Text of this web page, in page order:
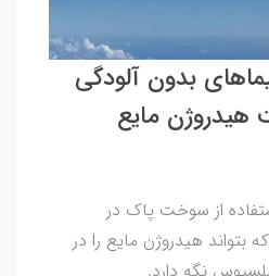
بدون آلودگی
مایع
از سوخت پاک در
بتواند هیدروژن مایع را در